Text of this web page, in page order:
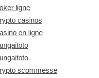
ligne
casinos
en ligne
scommesse